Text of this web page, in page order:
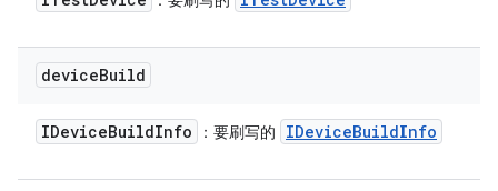
deviceBuild
IDeviceBuildInfo ：要刷写的 IDeviceBuildInfo